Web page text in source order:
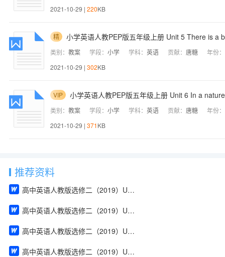
2021-10-29 | 220KB
精 小学英语人教PEP版五年级上册 Unit 5 There is a
类别： 教案 学段： 小学 学科： 英语 贡献： 唐糖
年份：
2021-10-29 | 302KB
VIP 小学英语人教PEP版五年级上册 Unit 6 In a
类别： 教案 学段： 小学 学科： 英语 贡献： 唐糖
年份：
2021-10-29 | 371KB
推荐资料
高中英语人教版选修二（2019）Unit 1 Build up your vocabulary（教案）
高中英语人教版选修二（2019）Unit 4 Using Language（教案）
高中英语人教版选修二（2019）Unit 2 Using Language（教案）
高中英语人教版选修二（2019）Unit 2 Reading and Thinking（教案）